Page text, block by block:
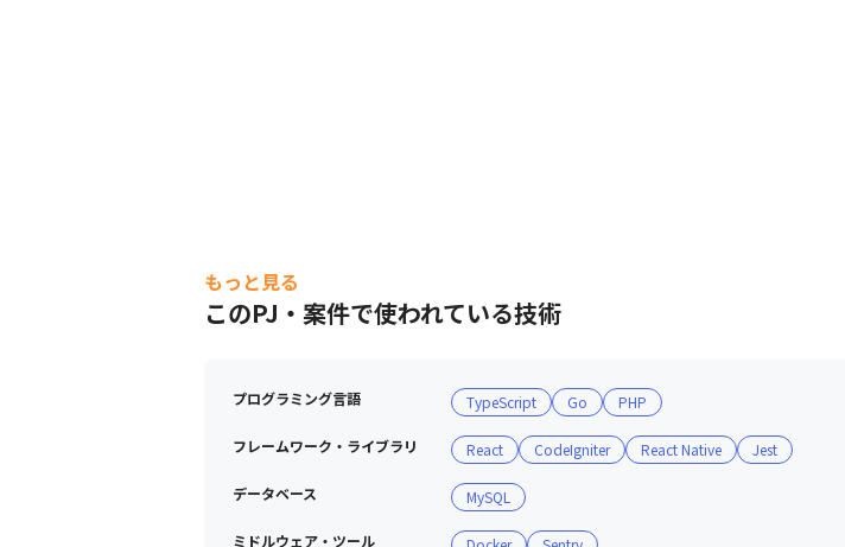
もっと見る
このPJ・案件で使われている技術
プログラミング言語 TypeScript Go PHP
フレームワーク・ライブラリ React CodeIgniter React Native Jest
データベース MySQL
ミドルウェア・ツール